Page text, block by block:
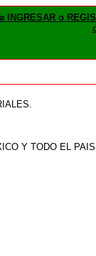
INGRESAR o
Y TODO EL